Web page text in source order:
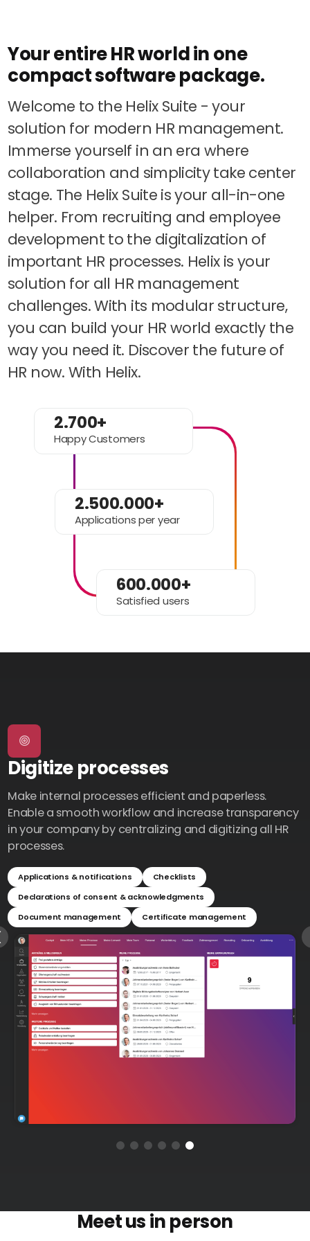
Contact
Join
the
crew
Compliance
English
Theme-
Switch
Your entire HR world in one
compact software package.
Welcome to the Helix Suite - your
solution for modern HR management.
Immerse yourself in an era where
collaboration and simplicity take center
stage. The Helix Suite is your all-in-one
helper. From recruiting and employee
development to the digitalization of
important HR processes. Helix is your
solution for all HR management
challenges. With its modular structure,
you can build your HR world exactly the
way you need it. Discover the future of
HR now. With Helix.
2.700+
Happy Customers
2.500.000+
Applications per year
600.000+
Satisfied users
Digitize processes
Make internal processes efficient and paperless.
Enable a smooth workflow and increase transparency
in your company by centralizing and digitizing all HR
processes.
Applications & notifications
Checklists
Declarations of consent & acknowledgments
Document management
Certificate management
Meet us in person